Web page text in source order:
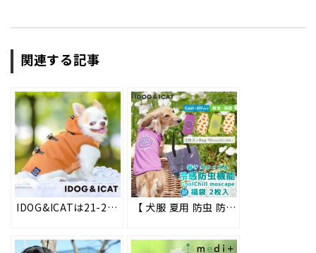
関連する記事
IDOG&ICATは21-22秋冬の新作ペット用ウェアを新発売。防寒用やオシャレが楽しめる新作のお洋服がさっそく100円引になる新作ファッションWEEKを開催。 #55 【 犬服 夏用 防虫 防蚊 ひんやり 冷感 暑さ対策 】iDogの防虫機能とひんやり快適機能を気軽にお試し！ MOSCAPE（モスケイプ）&COOL Chill（クールチル） お試し福袋 2枚入り好評販売中!! #194